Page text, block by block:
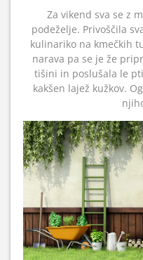
Za vikend sva se z
podeželje. Privoščila
kulinariko na kmečkih
narava pa se je že
tišini in poslušala le
kakšen lajež kužkov.